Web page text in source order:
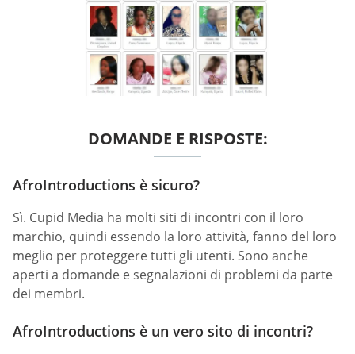
DOMANDE E RISPOSTE:
AfroIntroductions è sicuro?
Sì. Cupid Media ha molti siti di incontri con il loro
marchio, quindi essendo la loro attività, fanno del loro
meglio per proteggere tutti gli utenti. Sono anche
aperti a domande e segnalazioni di problemi da parte
dei membri.
AfroIntroductions è un vero sito di incontri?